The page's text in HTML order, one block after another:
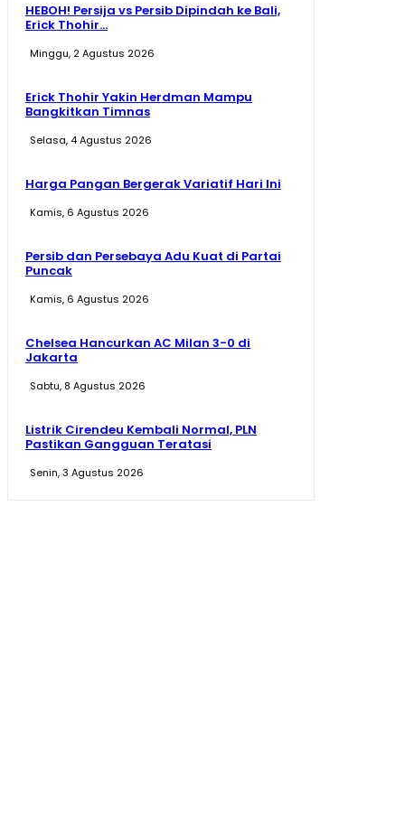
HEBOH! Persija vs Persib Dipindah ke Bali,
Erick Thohir...
Minggu, 2 Agustus 2026
Erick Thohir Yakin Herdman Mampu
Bangkitkan Timnas
Selasa, 4 Agustus 2026
Harga Pangan Bergerak Variatif Hari Ini
Kamis, 6 Agustus 2026
Persib dan Persebaya Adu Kuat di Partai
Puncak
Kamis, 6 Agustus 2026
Chelsea Hancurkan AC Milan 3-0 di
Jakarta
Sabtu, 8 Agustus 2026
Listrik Cirendeu Kembali Normal, PLN
Pastikan Gangguan Teratasi
Senin, 3 Agustus 2026